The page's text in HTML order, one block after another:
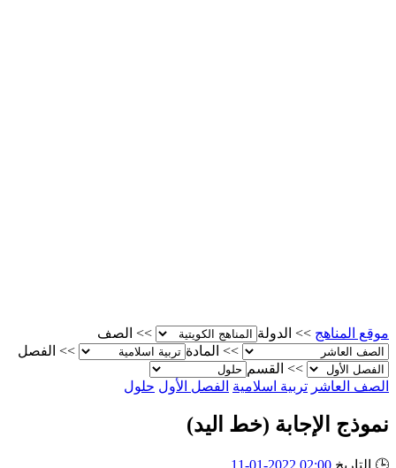
موقع المناهج >> الدولة >>
الصف
>>
المادة >>
الفصل
>>
القسم
الصف العاشر تربية اسلامية الفصل الأول حلول
نموذج الإجابة (خط اليد)
🕒 التاريخ 02:00 2022-01-11